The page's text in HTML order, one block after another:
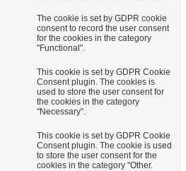
The cookie is set by GDPR cookie
consent to record the user consent
for the cookies in the category
"Functional".
This cookie is set by GDPR Cookie
Consent plugin. The cookies is
used to store the user consent for
the cookies in the category
"Necessary".
This cookie is set by GDPR Cookie
Consent plugin. The cookie is used
to store the user consent for the
cookies in the category "Other.